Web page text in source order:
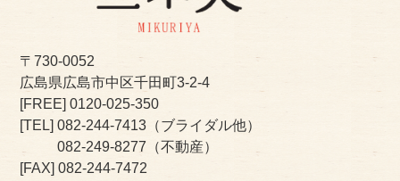
〒730-0052
広島県広島市中区千田町3-2-4
[FREE]0120-025-350
[TEL] 082-244-7413 （ブライダル他）
082-249-8277 （不動産）
[FAX] 082-244-7472